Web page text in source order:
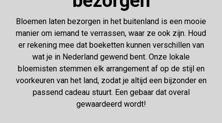
Bloemen laten bezorgen in het buitenland is een mooie
manier om iemand te verrassen, waar ze ook zijn. Houd
er rekening mee dat boeketten kunnen verschillen van
wat je in Nederland gewend bent. Onze lokale
bloemisten stemmen elk arrangement af op de stijl en
voorkeuren van het land, zodat je altijd een bijzonder en
passend cadeau stuurt. Een gebaar dat overal
gewaardeerd wordt!